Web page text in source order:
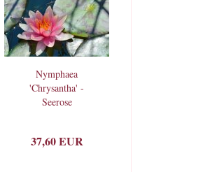
Nymphaea
'Chrysantha' -
Seerose
37,60 EUR